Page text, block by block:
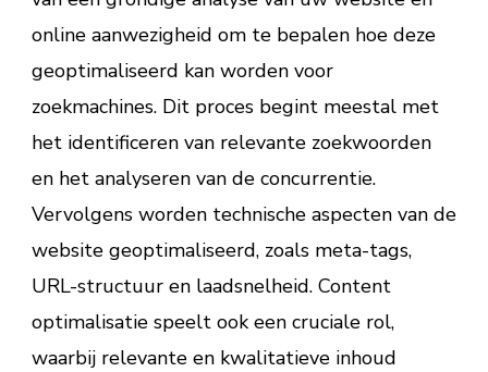
online aanwezigheid om te bepalen hoe deze
geoptimaliseerd kan worden voor
zoekmachines. Dit proces begint meestal met
het identificeren van relevante zoekwoorden
en het analyseren van de concurrentie.
Vervolgens worden technische aspecten van de
website geoptimaliseerd, zoals meta-tags,
URL-structuur en laadsnelheid. Content
optimalisatie speelt ook een cruciale rol,
waarbij relevante en kwalitatieve inhoud